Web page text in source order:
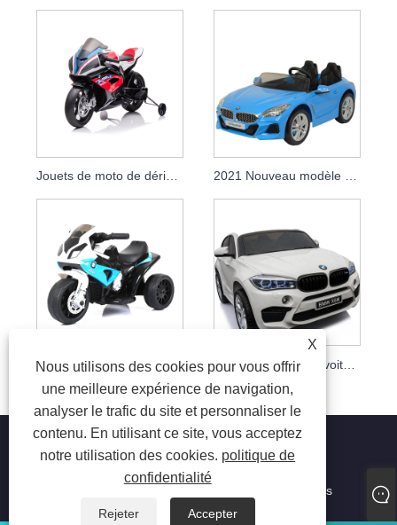
Jouets de moto de dérive de motocross électrique de haute qualité 12V
Moto à 3 roues pour enfants BMW Moto pour enfants BMW S1000RR
X
Nous utilisons des cookies pour vous offrir
une meilleure expérience de navigation,
analyser le trafic du site et personnaliser le
contenu. En utilisant ce site, vous acceptez
notre utilisation des cookies. politique de
confidentialité
Rejeter Accepter
Copyright © 2023 Jiaxing Tusi Toys Co., Ltd. Tous droits